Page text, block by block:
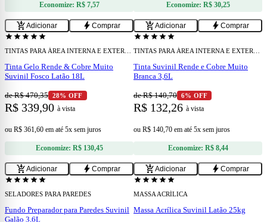
Economize: R$ 7,57
add_shopping_cartAdicionar bolt Comprar
Economize: R$ 30,25
add_shopping_cartAdicionar bolt Comprar
add
starstarstarstarstar
Tinta Gelo Rende & Cobre Muito
Suvinil Fosco Latão 18L
de R$ 470,35 28% OFF
R$ 339,90 à vista
ou R$ 361,60 em até 5x sem juros
Economize: R$ 130,45
add_shopping_cartAdicionar bolt Comprar
add
starstarstarstarstar
Tinta Suvinil Rende e Cobre Muito
Branca 3,6L
de R$ 140,70 6% OFF
R$ 132,26 à vista
ou R$ 140,70 em até 5x sem juros
Economize: R$ 8,44
add_shopping_cartAdicionar bolt Comprar
add
starstarstarstarstar
SELADORES PARA PAREDES
Fundo Preparador para Paredes Suvinil
Galão 3,6L
add
starstarstarstarstar
MASSA ACRÍLICA
Massa Acrílica Suvinil Latão 25kg